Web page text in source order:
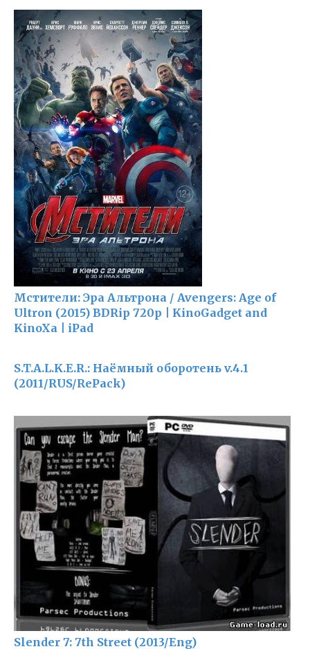
Мстители: Эра Альтрона / Avengers: Age of
Ultron (2015) BDRip 720p | KinoGadget and
KinoXa | iPad
S.T.A.L.K.E.R.: Наёмный оборотень v.4.1
(2011/RUS/RePack)
Slender 7: 7th Street (2013/Eng)